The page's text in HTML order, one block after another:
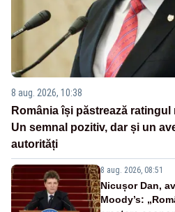
8 aug. 2026, 10:38
România își păstrează
Un semnal pozitiv, dar și un
autorități
8 aug. 2026, 08:51
Nicușor Dan,
Moody’s: